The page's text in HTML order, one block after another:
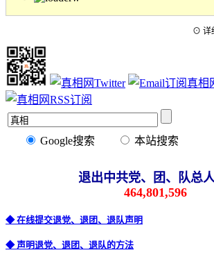
⊙ 详
Google搜索 本站搜索
退出中共党、团、队总
464,801,596
◆ 在线提交退党、退团、退队声明
◆ 声明退党、退团、退队的方法